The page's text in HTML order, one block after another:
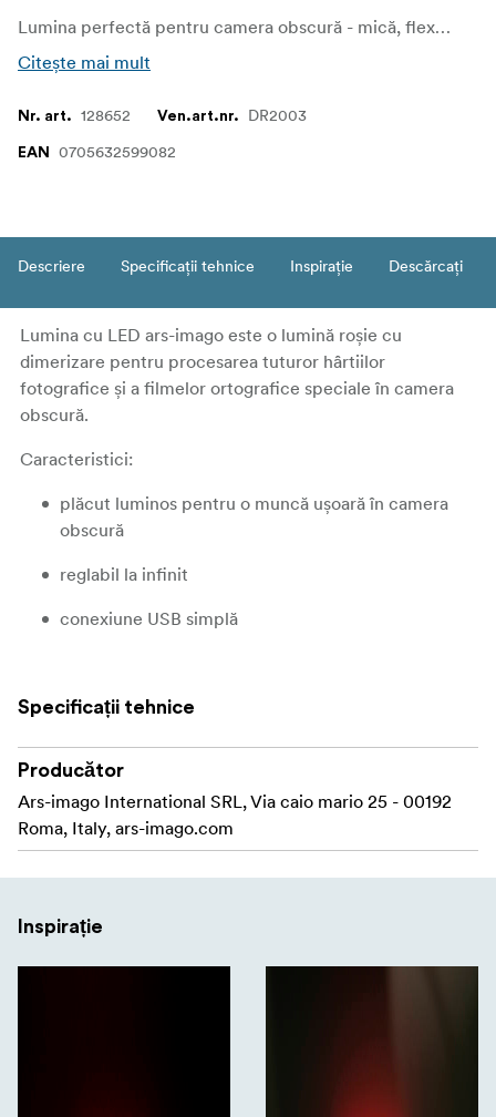
Lumina perfectă pentru camera obscură - mică, flexibilă și economică!
Citește mai mult
Nr. art. 128652 Ven.art.nr. DR2003
EAN 0705632599082
Descriere Specificații tehnice Inspirație Descărcați
Lumina cu LED ars-imago este o lumină roșie cu
dimerizare pentru procesarea tuturor hârtiilor
fotografice și a filmelor ortografice speciale în camera
obscură.
Caracteristici:
plăcut luminos pentru o muncă ușoară în camera
obscură
reglabil la infinit
conexiune USB simplă
Specificații tehnice
Producător
Ars-imago International SRL, Via caio mario 25 - 00192
Roma, Italy, ars-imago.com
Inspirație